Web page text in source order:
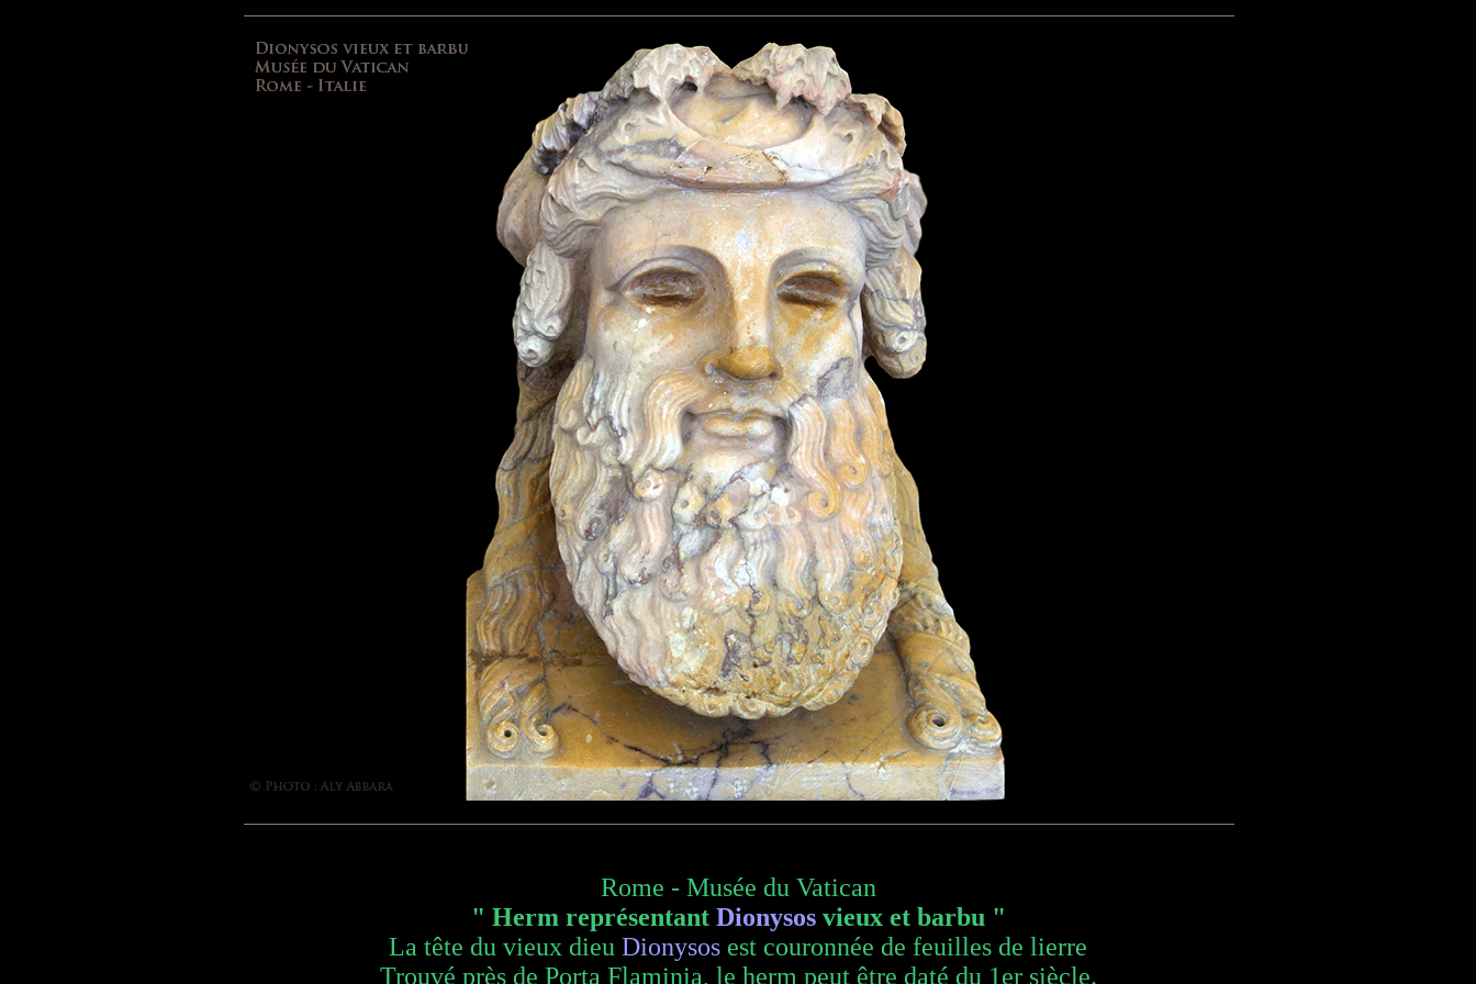
Rome - Musée du Vatican
" Herm représentant Dionysosvieux et barbu "
La tête du vieux dieu Dionysos est couronnée de feuilles de lierre
Trouvé près de Porta Flaminia, le herm peut être daté du 1er siècle.